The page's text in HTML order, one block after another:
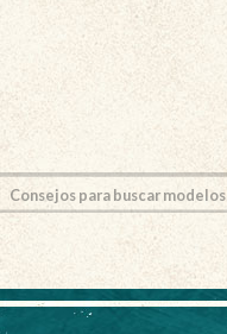
Consejos para buscar modelos